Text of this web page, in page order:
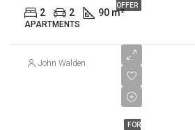
OFFER
2 2 90 m²
APARTMENTS
John Walden
FOR